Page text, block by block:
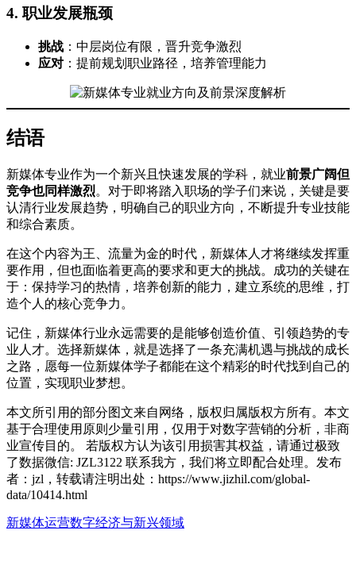
4. 职业发展瓶颈
挑战 ：中层岗位有限，晋升竞争激烈
应对 ：提前规划职业路径，培养管理能力
结语
新媒体专业作为一个新兴且快速发展的学科，就业前景广阔但
竞争也同样激烈。对于即将踏入职场的学子们来说，关键是要
认清行业发展趋势，明确自己的职业方向，不断提升专业技能
和综合素质。
在这个内容为王、流量为金的时代，新媒体人才将继续发挥重
要作用，但也面临着更高的要求和更大的挑战。成功的关键在
于：保持学习的热情，培养创新的能力，建立系统的思维，打
造个人的核心竞争力。
记住，新媒体行业永远需要的是能够创造价值、引领趋势的专
业人才。选择新媒体，就是选择了一条充满机遇与挑战的成长
之路，愿每一位新媒体学子都能在这个精彩的时代找到自己的
位置，实现职业梦想。
本文所引用的部分图文来自网络，版权归属版权方所有。本文
基于合理使用原则少量引用，仅用于对数字营销的分析，非商
业宣传目的。 若版权方认为该引用损害其权益，请通过极致
了数据微信: JZL3122 联系我方，我们将立即配合处理。发布
者：jzl，转载请注明出处： https://www.jizhil.com/global-
data/10414.html
新媒体运营数字经济与新兴领域